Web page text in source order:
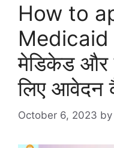
How to
Medicaid
मेडिकेड और
लिए
October 6, 2023 by